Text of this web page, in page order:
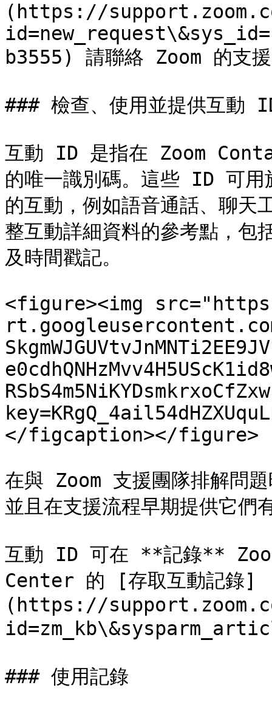
(https://
b3555) 請聯絡 Zoom 的支
### 檢查、使用並提供互動
互動 ID 是指在 Zoom
的唯一識別碼。這些 ID 可用
的互動，例如語音通話、聊天
整互動詳細資料的參考點，包
及時間戳記。
<figure><img
</figcaption></figure>
在與 Zoom 支援團隊排解問
並且在支援流程早期提供它們
互動 ID 可在 **記錄**
Center 的 [存取互動記錄]
(https://
### 使用記錄